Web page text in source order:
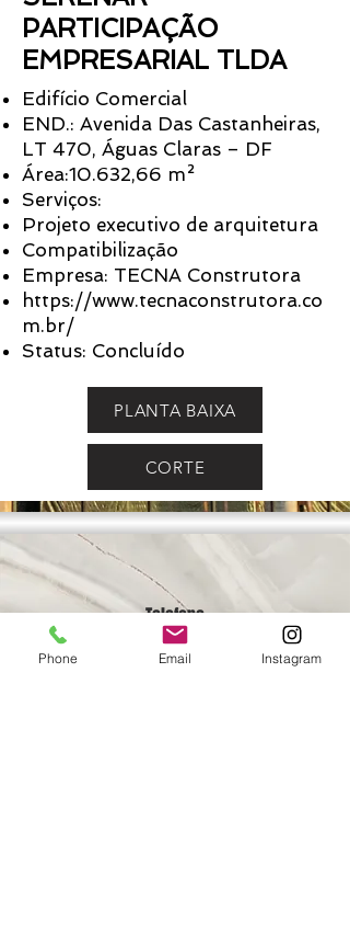
PARTICIPAÇÃO
EMPRESARIAL TLDA
Edifício Comercial
END.: Avenida Das Castanheiras,
LT 470, Águas Claras – DF
Área:10.632,66 m²
Serviços:
Projeto executivo de arquitetura
Compatibilização
Empresa: TECNA Construtora
https://www.tecnaconstrutora.co
m.br/
Status: Concluído
PLANTA BAIXA
CORTE
Telefone
55 (61) 3036-9633
Phone Email Instagram